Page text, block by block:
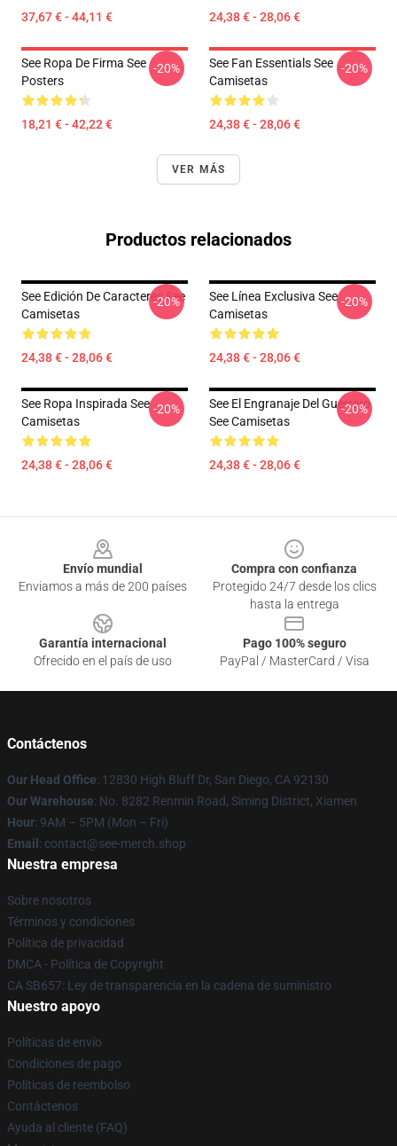
37,67 € - 44,11 € 24,38 € - 28,06 €
See Ropa De Firma See
Posters
18,21 € - 42,22 €
-20%
See Fan Essentials See
Camisetas
24,38 € - 28,06 €
-20%
VER MÁS
Productos relacionados
See Edición De Caracteres See
Camisetas
24,38 € - 28,06 €
-20%
See Línea Exclusiva See
Camisetas
24,38 € - 28,06 €
-20%
See Ropa Inspirada See
Camisetas
24,38 € - 28,06 €
-20%
See El Engranaje Del Guerrero
See Camisetas
24,38 € - 28,06 €
-20%
Envío mundial
Enviamos a más de 200 países
Compra con confianza
Protegido 24/7 desde los clics
hasta la entrega
Garantía internacional
Ofrecido en el país de uso
Pago 100% seguro
PayPal / MasterCard / Visa
Contáctenos
Our Head Office: 12830 High Bluff Dr, San Diego, CA 92130
Our Warehouse: No. 8282 Renmin Road, Siming District, Xiamen
Hour: 9AM – 5PM (Mon – Fri)
Email : contact@see-merch.shop
Nuestra empresa
Sobre nosotros
Términos y condiciones
Política de privacidad
DMCA - Política de Copyright
CA SB657: Ley de transparencia en la cadena de suministro
Nuestro apoyo
Políticas de envío
Condiciones de pago
Políticas de reembolso
Contáctenos
Ayuda al cliente (FAQ)